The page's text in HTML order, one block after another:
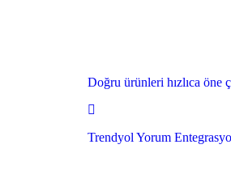
Doğru ürünleri hızlıca öne
Trendyol Yorum